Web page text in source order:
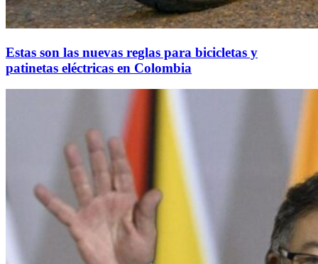
Estas son las nuevas reglas para bicicletas y
patinetas eléctricas en Colombia